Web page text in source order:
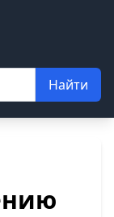
Найти